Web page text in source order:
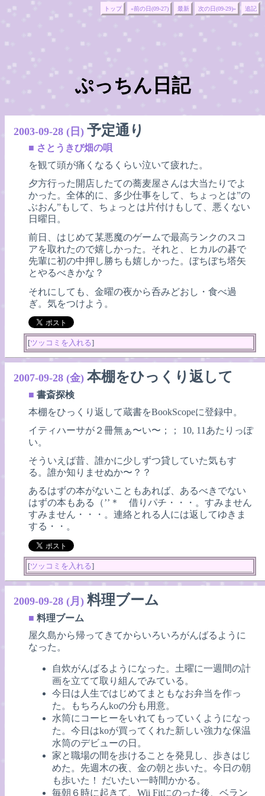
トップ «前の日(09-27) 最新 次の日(09-29)» 追記
ぷっちん日記
2003-09-28 (日) 予定通り
■ さとうきび畑の唄
を観て頭が痛くなるくらい泣いて疲れた。
夕方行った開店したての蕎麦屋さんは大当たりでよ
かった。全体的に、多少仕事をして、ちょっとは”の
ぶおん”もして、ちょっとは片付けもして、悪くない
日曜日。
前日、はじめて某悪魔のゲームで最高ランクのスコ
アを取れたので嬉しかった。それと、ヒカルの碁で
先輩に初の中押し勝ちも嬉しかった。ぼちぼち塔矢
とやるべきかな？
それにしても、金曜の夜から呑みどおし・食べ過
ぎ。気をつけよう。
[ツッコミを入れる]
2007-09-28 (金) 本棚をひっくり返して
■ 書斎探検
本棚をひっくり返して蔵書をBookScopeに登録中。
イティハーサが２冊無ぁ〜い〜；； 10, 11あたりっぽ
い。
そういえば昔、誰かに少しずつ貸していた気もす
る。誰か知りませぬか〜？？
あるはずの本がないこともあれば、あるべきでない
はずの本もある（’’＊ 借りパチ・・・。すみません
すみません・・・。連絡とれる人には返してゆきま
する・・。
[ツッコミを入れる]
2009-09-28 (月) 料理ブーム
■ 料理ブーム
屋久島から帰ってきてからいろいろがんばるように
なった。
自炊がんばるようになった。土曜に一週間の計
画を立てて取り組んでみている。
今日は人生ではじめてまともなお弁当を作っ
た。もちろんkoの分も用意。
水筒にコーヒーをいれてもっていくようになっ
た。今日はkoが買ってくれた新しい強力な保温
水筒のデビューの日。
家と職場の間を歩けることを発見し、歩きはじ
めた。先週木の夜、金の朝と歩いた。今日の朝
も歩いた！ だいたい一時間かかる。
毎朝６時に起きて、Wii Fitにのった後、ベラン